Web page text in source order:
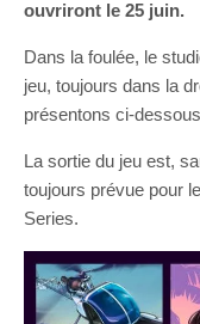
ouvriront le 25 juin.
Dans la foulée, le
jeu, toujours dans la
présentons ci-
La sortie du jeu est,
toujours prévue pour
Series.